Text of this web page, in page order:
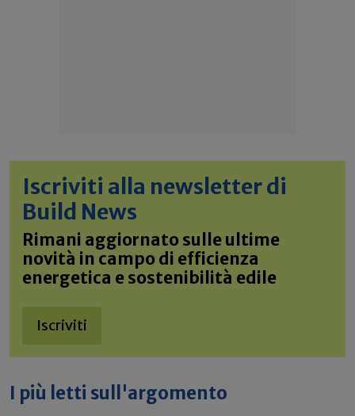
Iscriviti alla newsletter di
Build News
Rimani aggiornato sulle ultime
novità in campo di efficienza
energetica e sostenibilità edile
Iscriviti
I più letti sull'argomento